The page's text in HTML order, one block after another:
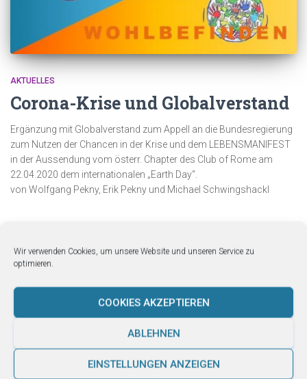
Wir verwenden Cookies, um unsere Website und unseren Service zu
optimieren.
COOKIES AKZEPTIEREN
ABLEHNEN
EINSTELLUNGEN ANZEIGEN
AKTUELLES
Corona-Krise und Globalverstand
Ergänzung mit Globalverstand zum Appell an die Bundesregierung
zum Nutzen der Chancen in der Krise und dem LEBENSMANIFEST
in der Aussendung vom österr. Chapter des Club of Rome am
22.04.2020 dem internationalen „Earth Day“.
von Wolfgang Pekny, Erik Pekny und Michael Schwingshackl
Bankverbindung
Link zur Bankverbindung